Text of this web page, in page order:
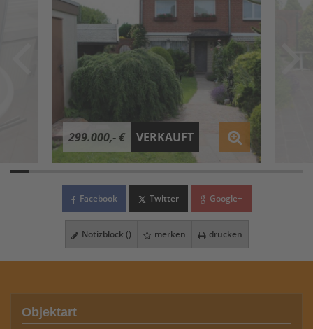
299.000,- € VERKAUFT
Facebook Twitter Google+
Notizblock () merken drucken
Objektart